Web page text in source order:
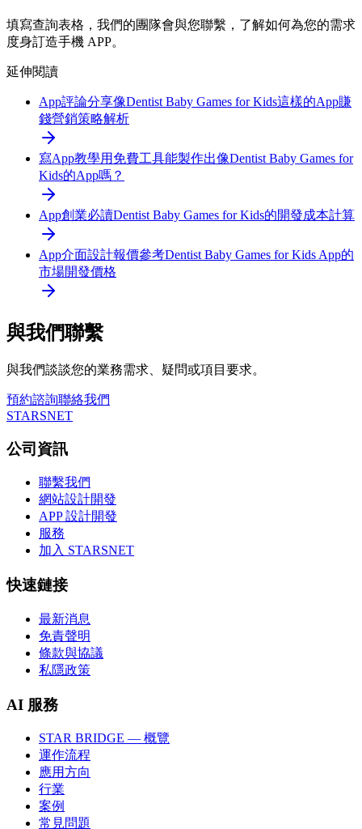
填寫查詢表格，我們的團隊會與您聯繫，了解如何為您的需求
度身訂造手機 APP。
延伸閱讀
App評論分享像Dentist Baby Games for Kids這樣的App賺
錢營銷策略解析
寫App教學用免費工具能製作出像Dentist Baby Games for
Kids的App嗎？
App創業必讀Dentist Baby Games for Kids的開發成本計算
App介面設計報價參考Dentist Baby Games for Kids App的
市場開發價格
與我們聯繫
與我們談談您的業務需求、疑問或項目要求。
預約諮詢聯絡我們
STARSNET
公司資訊
聯繫我們
網站設計開發
APP 設計開發
服務
加入 STARSNET
快速鏈接
最新消息
免責聲明
條款與協議
私隱政策
AI 服務
STAR BRIDGE — 概覽
運作流程
應用方向
行業
案例
常見問題